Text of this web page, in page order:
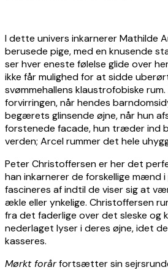
I dette univers inkarnerer Mathilde
berusede pige, med en knusende
ser hver eneste følelse glide over
ikke får mulighed for at sidde
svømmehallens klaustrofobiske
forvirringen, når hendes
begærets glinsende øjne, når hun
forstenede facade, hun træder ind
verden; Arcel rummer det hele
Peter Christoffersen er her det
han inkarnerer de forskellige mænd
fascineres af indtil de viser sig at
ækle eller ynkelige. Christoffersen
fra det faderlige over det sleske og
nederlaget lyser i deres øjne, idet
kasseres.
Mørkt forårfortsætter sin